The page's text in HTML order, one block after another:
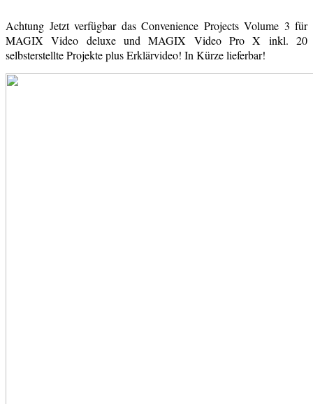
Achtung Jetzt verfügbar das Convenience Projects Volume 3 für
MAGIX Video deluxe und MAGIX Video Pro X inkl. 20
selbsterstellte Projekte plus Erklärvideo! In Kürze lieferbar!